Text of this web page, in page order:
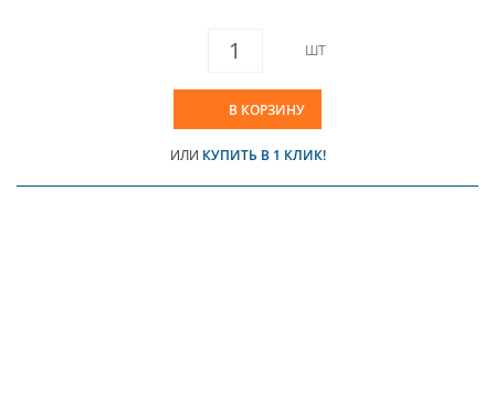
ШТ
В КОРЗИНУ
ИЛИ КУПИТЬ В 1 КЛИК!